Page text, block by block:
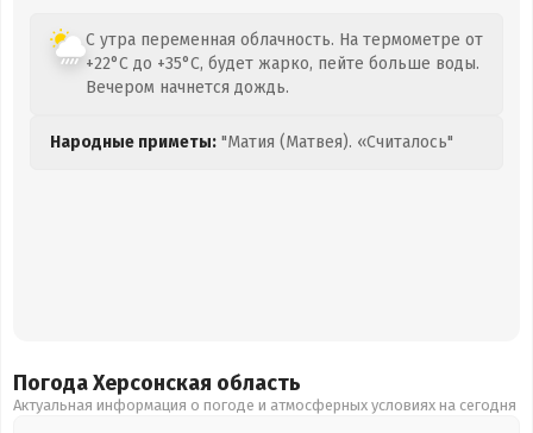
С утра переменная облачность. На термометре от
+22°C до +35°C, будет жарко, пейте больше воды.
Вечером начнется дождь.
Народные приметы: "Матия (Матвея). «Считалось"
Погода Херсонская область
Актуальная информация о погоде и атмосферных условиях на сегодня